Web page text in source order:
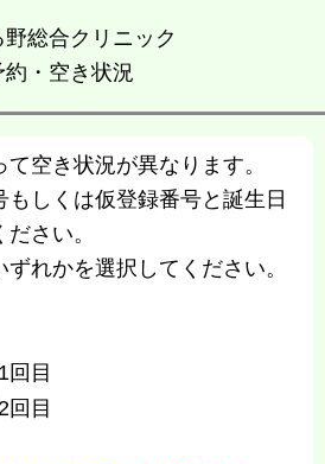
野総合クリニック
約・空き状況
空き状況が異なります。
もしくは仮登録番号と誕生日
さい。
れかを選択してください。
回目
回目